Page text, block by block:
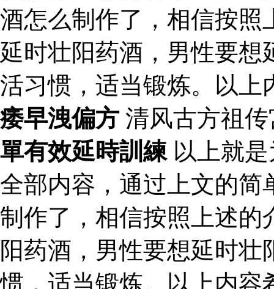
酒怎么制作了，相信按照
延时壮阳药酒，男性要想
活习惯，适当锻炼。以上
痿早洩偏方 清风古方祖
單有效延時訓練以上就是
全部内容，通过上文的简
制作了，相信按照上述的
阳药酒，男性要想延时
惯，适当锻炼。以上内容